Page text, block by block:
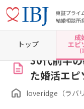
東証プライ
結婚相談所
ホーム 大阪府の結婚相談所
30代前半
た婚活エ
loveridge（ラバリ
トップ
成
エピ